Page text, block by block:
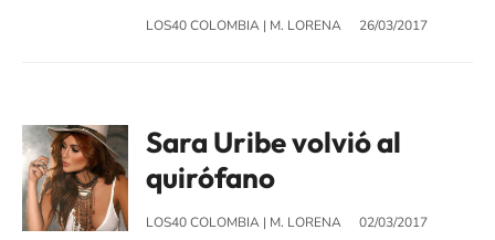
LOS40 COLOMBIA | M. LORENA 26/03/2017
Sara Uribe volvió al
quirófano
LOS40 COLOMBIA | M. LORENA 02/03/2017